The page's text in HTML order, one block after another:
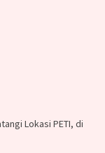
Lokasi PETI, di